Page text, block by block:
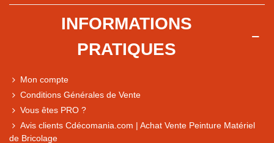
Express, Chez vous, Point relais, Retrait magasin
INFORMATIONS
PRATIQUES
Mon compte
Conditions Générales de Vente
Vous êtes PRO ?
Avis clients Cdécomania.com | Achat Vente Peinture Matériel
de Bricolage